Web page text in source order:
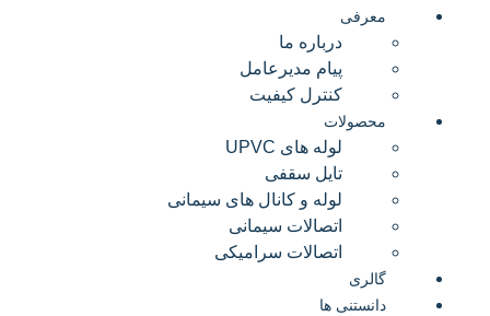
معرفی
درباره ما
پیام مدیرعامل
کنترل کیفیت
محصولات
لوله های UPVC
تایل سقفی
لوله و کانال های سیمانی
اتصالات سیمانی
اتصالات سرامیکی
گالری
دانستنی ها